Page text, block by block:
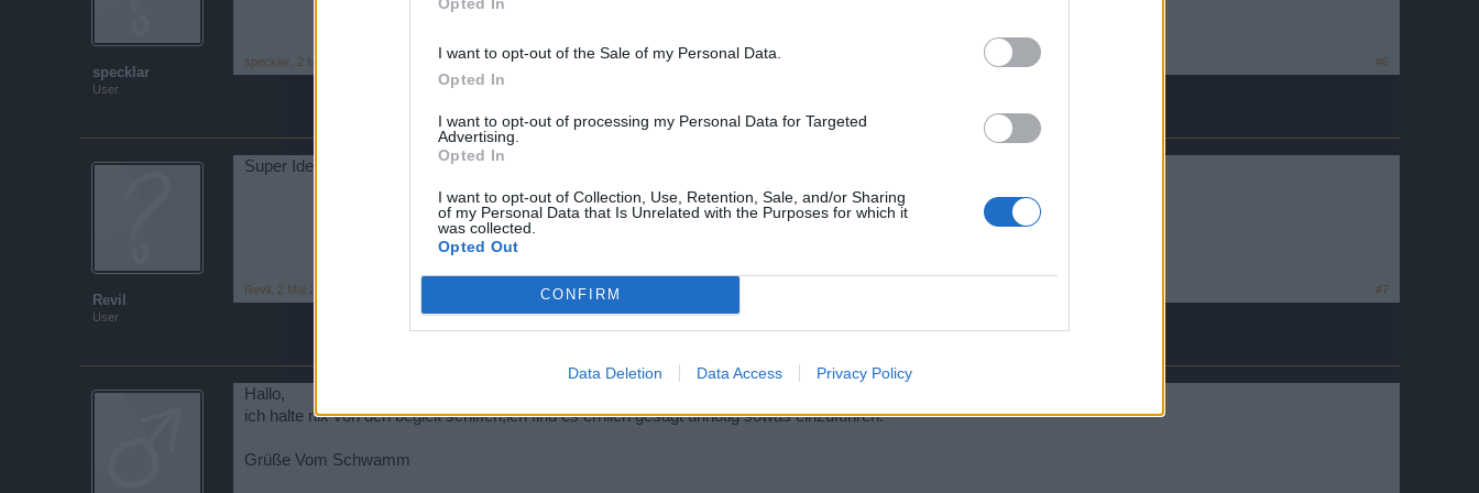
I want to opt-out of the Sale of my Personal Data.
Opted In
I want to opt-out of processing my Personal Data for Targeted
Advertising.
Opted In
I want to opt-out of Collection, Use, Retention, Sale, and/or Sharing
of my Personal Data that Is Unrelated with the Purposes for which it
was collected.
Opted Out
CONFIRM
Data Deletion Data Access Privacy Policy
specklar
User
specklar 2 Mai 2015 #6
Revil
User
Super Idee. Könnte echt was werden wenn BP es einführen würden.
Revil 2 Mai 2015 #7
Hallo,
ich halte nix von den begleit schiffen,ich find es erhlich gesagt unnötig sowas einzuführen.
Grüße Vom Schwamm